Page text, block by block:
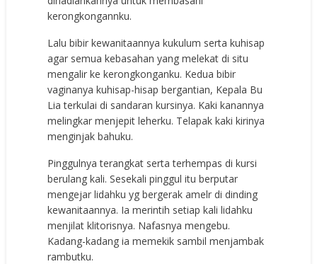
kerongkongannku.
Lalu bibir kewanitaannya kukulum serta kuhisap
agar semua kebasahan yang melekat di situ
mengalir ke kerongkonganku. Kedua bibir
vaginanya kuhisap-hisap bergantian, Kepala Bu
Lia terkulai di sandaran kursinya. Kaki kanannya
melingkar menjepit leherku. Telapak kaki kirinya
menginjak bahuku.
Pinggulnya terangkat serta terhempas di kursi
berulang kali. Sesekali pinggul itu berputar
mengejar lidahku yg bergerak amelr di dinding
kewanitaannya. Ia merintih setiap kali lidahku
menjilat klitorisnya. Nafasnya mengebu.
Kadang-kadang ia memekik sambil menjambak
rambutku.